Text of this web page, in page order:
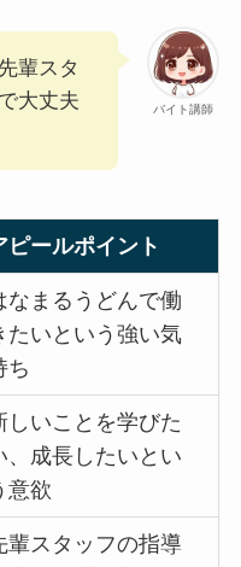
バイト講師
輩スタ
大丈夫
ピールポイント
なまるうどんで働
たいという強い気
ち
しいことを学びた
、成長したいとい
意欲
輩スタッフの指導